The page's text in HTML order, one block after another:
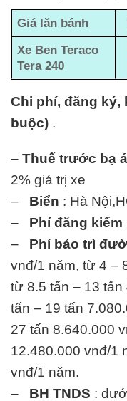
Giá lăn bánh
Xe Ben Teraco
Tera 240
Chi phí, đăng ký,
buộc) .
– Thuế trước bạ
2% giá trị xe
– Biển : Hà
– Phí đăng kiểm
– Phí bảo trì
vnđ/1 năm, từ 4 –
từ 8.5 tấn – 13
tấn – 19 tấn
27 tấn 8.640.000
12.480.000 vnđ/1
vnđ/1 năm.
– BH TNDS :